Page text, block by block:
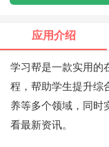
应用介绍
学习帮是一款实用的
程，帮助学生提升综
养等多个领域，同时
看最新资讯。